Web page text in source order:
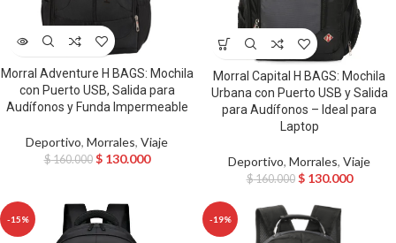
Morral Adventure H BAGS: Mochila
con Puerto USB, Salida para
Audífonos y Funda Impermeable
Deportivo, Morrales, Viaje
$160.000 $130.000
Morral Capital H BAGS: Mochila
Urbana con Puerto USB y Salida
para Audífonos – Ideal para
Laptop
Deportivo, Morrales, Viaje
$160.000 $130.000
-15% -19%